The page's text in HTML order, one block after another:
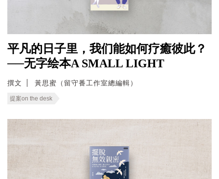
平凡的日子里，我们能如何疗癒彼此？
──无字绘本A SMALL LIGHT
撰文 黃思蜜（留守番工作室總編輯）
提案on the desk